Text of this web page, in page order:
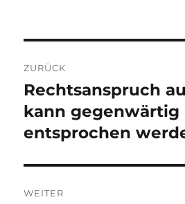
ZURÜCK
Vorheriger
Beitrag:
Rechtsanspruch
kann gegenwärtig
entsprochen
WEITER